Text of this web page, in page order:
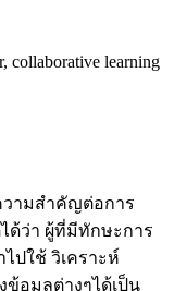
collaborative learning
วามสำคัญต่อการ
ด้ว่า ผู้ที่มีทักษะการ
ปใช้ วิเคราะห์
ข้อมูลต่างๆได้เป็น